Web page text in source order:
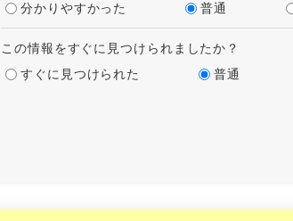
分かりやすかった
普通
この情報をすぐに見つけられましたか？
すぐに見つけられた
普通